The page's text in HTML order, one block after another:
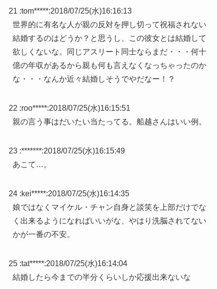
21 :tom*****:2018/07/25(水)16:16:13
世界的に有名な人が親の反対を押し切って祝福されない
結婚するのはどうか？と思うし、この彼女とは結婚して
欲しくないな。同じアスリート同士ならまだ・・・何十
億の年収があるから親も何も言えなくなっちゃったのか
な・・・なんか近々結婚しそうでやだなー！？
22 :roo*****:2018/07/25(水)16:15:51
親の言う事はだいたい当たってる。船越さんはいい例。
23 :*******:2018/07/25(水)16:15:49
あこて…。
24 :kei*****:2018/07/25(水)16:14:35
娘ではなくマイケル・チャン自身と談笑を上部だけでな
く出来るようになればいいがな、やはり洗脳されてない
かが一番の不安。
25 :tat*****:2018/07/25(水)16:14:04
結婚したら今までの半分くらいしか応援出来ないな